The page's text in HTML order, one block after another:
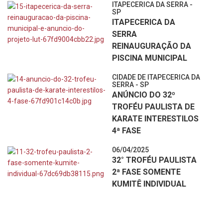
ITAPECERICA DA SERRA -
SP
ITAPECERICA DA
SERRA
REINAUGURAÇÃO DA
PISCINA MUNICIPAL
CIDADE DE ITAPECERICA DA
SERRA - SP
ANÚNCIO DO 32º
TROFÉU PAULISTA DE
KARATE INTERESTILOS
4ª FASE
06/04/2025
32° TROFÉU PAULISTA
2ª FASE SOMENTE
KUMITÊ INDIVIDUAL